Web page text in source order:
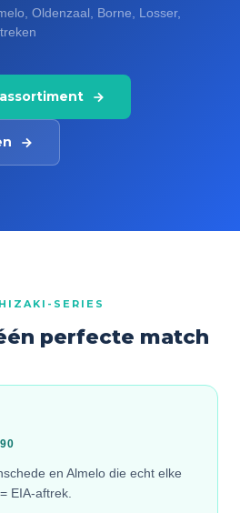
Oldenzaal, Borne, Losser,
SERIES
perfecte match
en Almelo die echt elke
EIA-aftrek.